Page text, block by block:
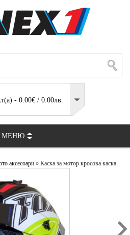
- 0.00€ / 0.00лв.
МЕНЮ
аксесоари » Каска за мотор кросова каска